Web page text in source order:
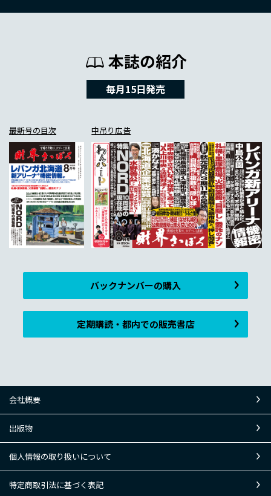
本誌の紹介
毎月15日発売
最新号の目次 中吊り広告
バックナンバーの購入
定期購読・都内での販売書店
会社概要
出版物
個人情報の取り扱いについて
特定商取引法に基づく表記